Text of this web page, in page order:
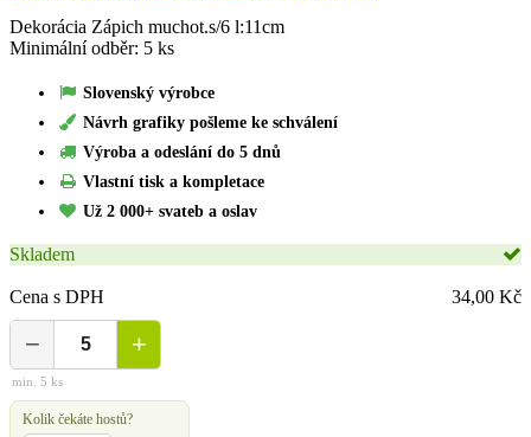
Dekorácia Zápich muchot.s/6 l:11cm
Minimální odběr: 5 ks
Slovenský výrobce
Návrh grafiky pošleme ke schválení
Výroba a odeslání do 5 dnů
Vlastní tisk a kompletace
Už 2 000+ svateb a oslav
Skladem
Cena s DPH 34,00 Kč
− +
min. 5 ks
Kolik čekáte hostů?